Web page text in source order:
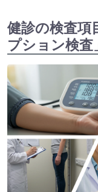
健診の検査項
プション検査